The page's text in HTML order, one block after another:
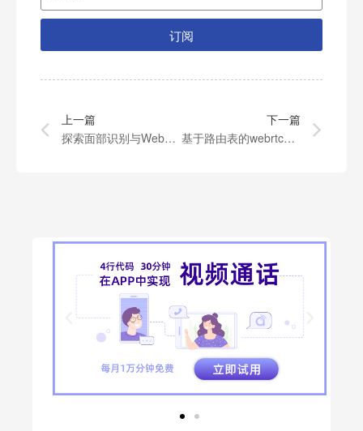
订阅
上一篇
探索面部识别与WebRTC
下一篇
基于路由表的webrtc流媒体服务器方案